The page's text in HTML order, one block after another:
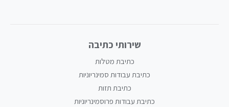
שירותי כתיבה
כתיבת מטלות
כתיבת עבודות סמינריוניות
כתיבת תזות
כתיבת עבודות פרוסמינריוניות